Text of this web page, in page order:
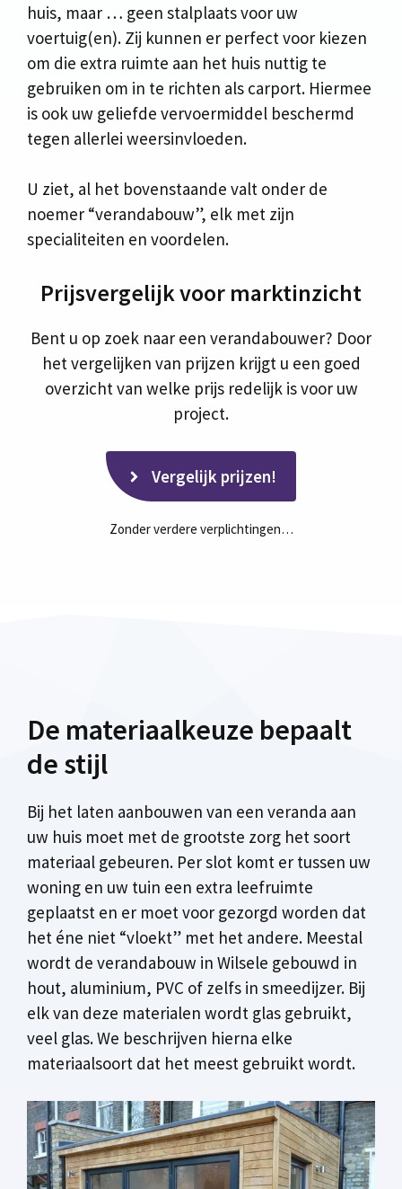
huis, maar … geen stalplaats voor uw
voertuig(en). Zij kunnen er perfect voor kiezen
om die extra ruimte aan het huis nuttig te
gebruiken om in te richten als carport. Hiermee
is ook uw geliefde vervoermiddel beschermd
tegen allerlei weersinvloeden.
U ziet, al het bovenstaande valt onder de
noemer “verandabouw”, elk met zijn
specialiteiten en voordelen.
Prijsvergelijk voor marktinzicht
Bent u op zoek naar een verandabouwer? Door
het vergelijken van prijzen krijgt u een goed
overzicht van welke prijs redelijk is voor uw
project.
Vergelijk prijzen!
Zonder verdere verplichtingen…
De materiaalkeuze bepaalt
de stijl
Bij het laten aanbouwen van een veranda aan
uw huis moet met de grootste zorg het soort
materiaal gebeuren. Per slot komt er tussen uw
woning en uw tuin een extra leefruimte
geplaatst en er moet voor gezorgd worden dat
het éne niet “vloekt” met het andere. Meestal
wordt de verandabouw in Wilsele gebouwd in
hout, aluminium, PVC of zelfs in smeedijzer. Bij
elk van deze materialen wordt glas gebruikt,
veel glas. We beschrijven hierna elke
materiaalsoort dat het meest gebruikt wordt.